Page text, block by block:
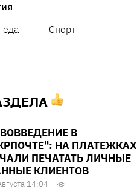
еда
Спорт
В
НА ПЛАТЕЖКАХ
ПЕЧАТАТЬ ЛИЧНЫЕ
КЛИЕНТОВ
14:04